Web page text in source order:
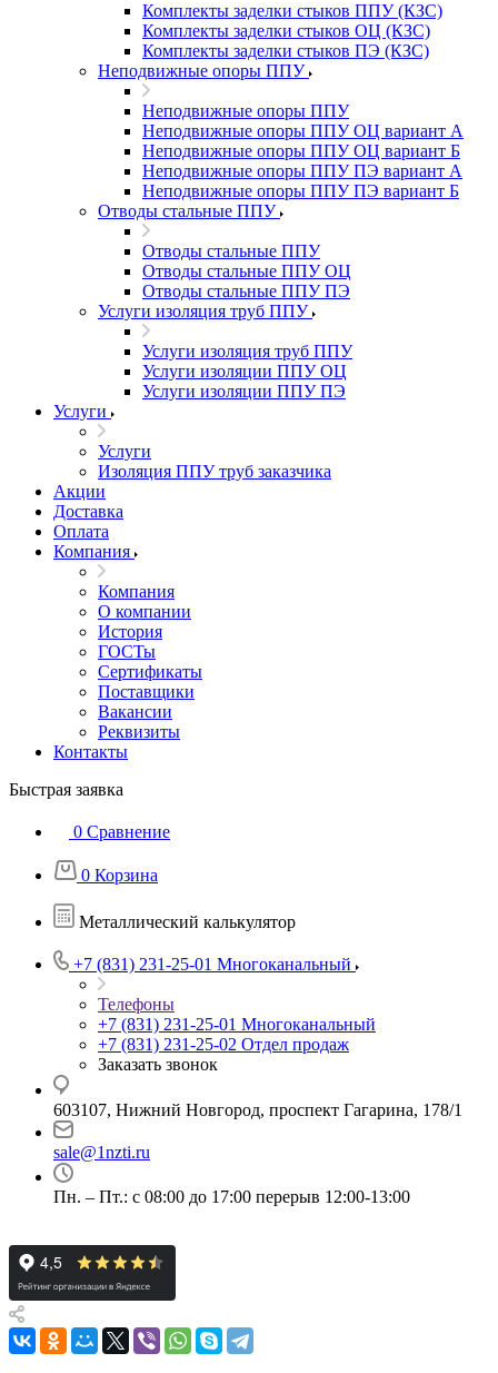
Комплекты заделки стыков ППУ (КЗС)
Комплекты заделки стыков ОЦ (КЗС)
Комплекты заделки стыков ПЭ (КЗС)
Неподвижные опоры ППУ
Неподвижные опоры ППУ
Неподвижные опоры ППУ ОЦ вариант А
Неподвижные опоры ППУ ОЦ вариант Б
Неподвижные опоры ППУ ПЭ вариант А
Неподвижные опоры ППУ ПЭ вариант Б
Отводы стальные ППУ
Отводы стальные ППУ
Отводы стальные ППУ ОЦ
Отводы стальные ППУ ПЭ
Услуги изоляция труб ППУ
Услуги изоляция труб ППУ
Услуги изоляции ППУ ОЦ
Услуги изоляции ППУ ПЭ
Услуги
Услуги
Изоляция ППУ труб заказчика
Акции
Доставка
Оплата
Компания
Компания
О компании
История
ГОСТы
Сертификаты
Поставщики
Вакансии
Реквизиты
Контакты
Быстрая заявка
0 Сравнение
0 Корзина
Металлический калькулятор
+7 (831) 231-25-01 Многоканальный
Телефоны
+7 (831) 231-25-01 Многоканальный
+7 (831) 231-25-02 Отдел продаж
Заказать звонок
603107, Нижний Новгород, проспект Гагарина, 178/1
sale@1nzti.ru
Пн. – Пт.: с 08:00 до 17:00 перерыв 12:00-13:00